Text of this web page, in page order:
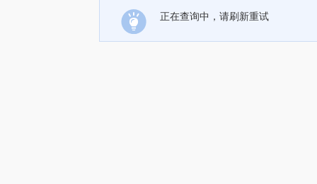
正在查询中，请刷新重试